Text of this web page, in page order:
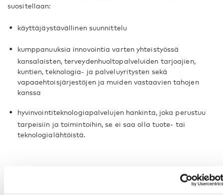
suositellaan:
käyttäjäystävällinen suunnittelu
kumppanuuksia innovointia varten yhteistyössä
kansalaisten, terveydenhuoltopalveluiden tarjoajien,
kuntien, teknologia- ja palveluyritysten sekä
vapaaehtoisjärjestöjen ja muiden vastaavien tahojen
kanssa
hyvinvointiteknologiapalvelujen hankinta, joka perustuu
tarpeisiin ja toimintoihin, se ei saa olla tuote- tai
teknologialähtöistä.